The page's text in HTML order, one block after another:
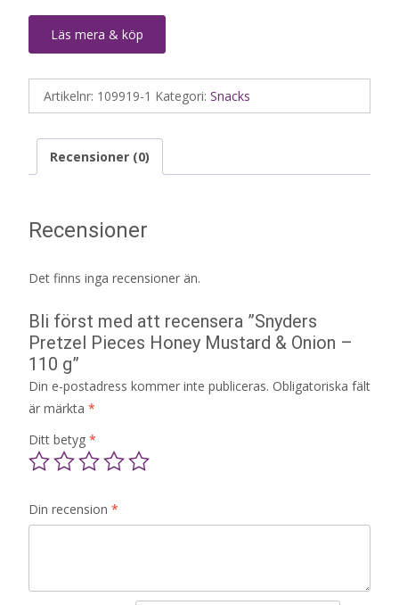
Läs mera & köp
Artikelnr: 109919-1 Kategori: Snacks
Recensioner (0)
Recensioner
Det finns inga recensioner än.
Bli först med att recensera ”Snyders
Pretzel Pieces Honey Mustard & Onion –
110 g”
Din e-postadress kommer inte publiceras. Obligatoriska fält
är märkta *
Ditt betyg *
Din recension *